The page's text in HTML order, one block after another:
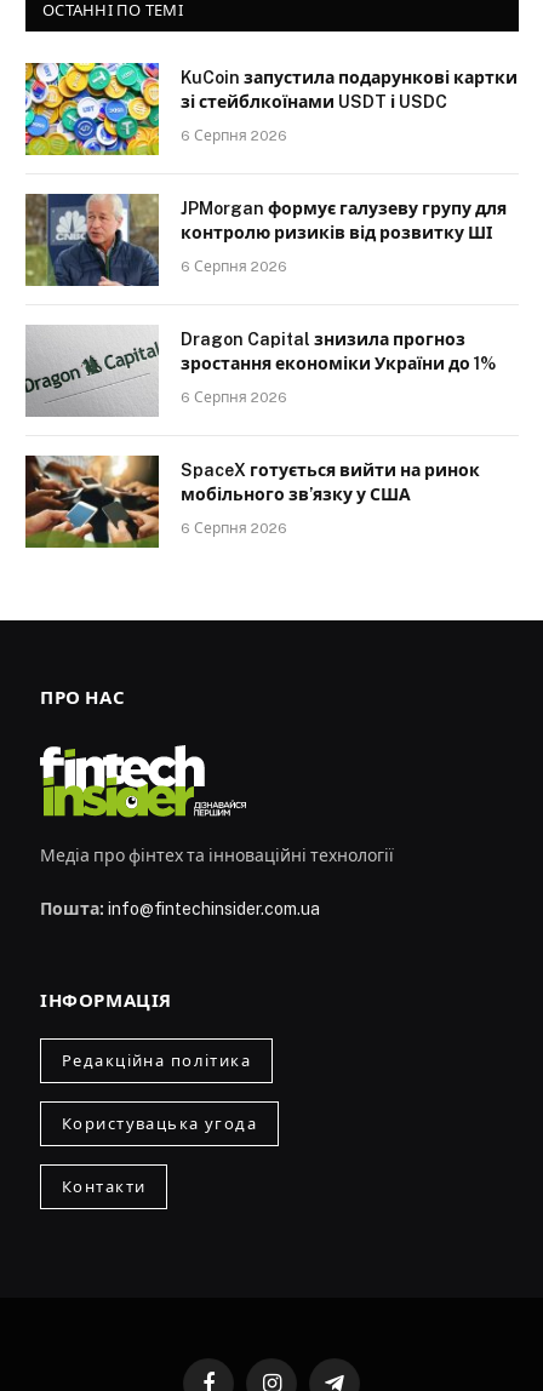
ОСТАННІ ПО ТЕМІ
KuCoin запустила подарункові картки
зі стейблкоїнами USDT і USDC
6 Серпня 2026
JPMorgan формує галузеву групу для
контролю ризиків від розвитку ШІ
6 Серпня 2026
Dragon Capital знизила прогноз
зростання економіки України до 1%
6 Серпня 2026
SpaceX готується вийти на ринок
мобільного зв’язку у США
6 Серпня 2026
ПРО НАС
Медіа про фінтех та інноваційні технології
Пошта: info@fintechinsider.com.ua
ІНФОРМАЦІЯ
Редакційна політика
Користувацька угода
Контакти